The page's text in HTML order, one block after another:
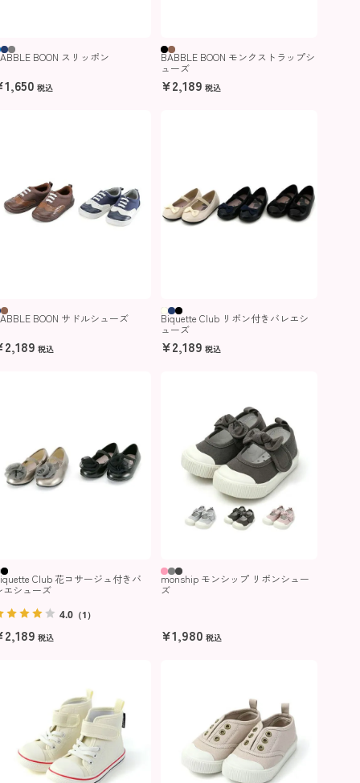
BOON スリッポン
1,650 税込
BABBLE BOON モンクストラップシ
ューズ
¥2,189 税込
BOON サドルシューズ
2,189 税込
Biquette Club リボン付きバレエシ
ューズ
¥2,189 税込
Club 花コサージュ付きバ
エシューズ
2,189 税込
4.0 （1）
monship モンシップ リボンシュー
ズ
¥1,980 税込